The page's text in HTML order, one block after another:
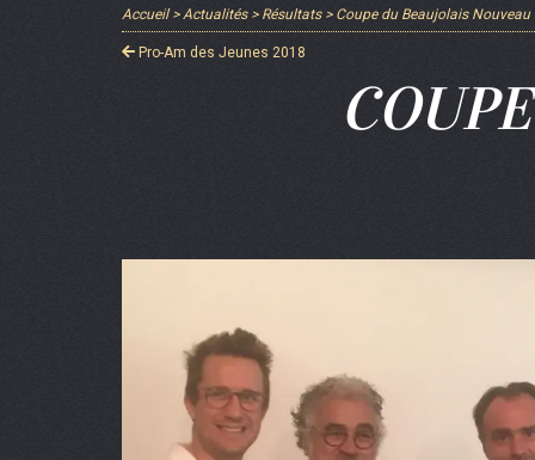
Accueil>Actualités> Résultats> Coupe du Beaujolais Nouveau
Pro-Am des Jeunes 2018